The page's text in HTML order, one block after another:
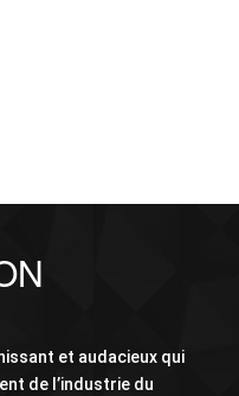
et audacieux qui
de l’industrie du